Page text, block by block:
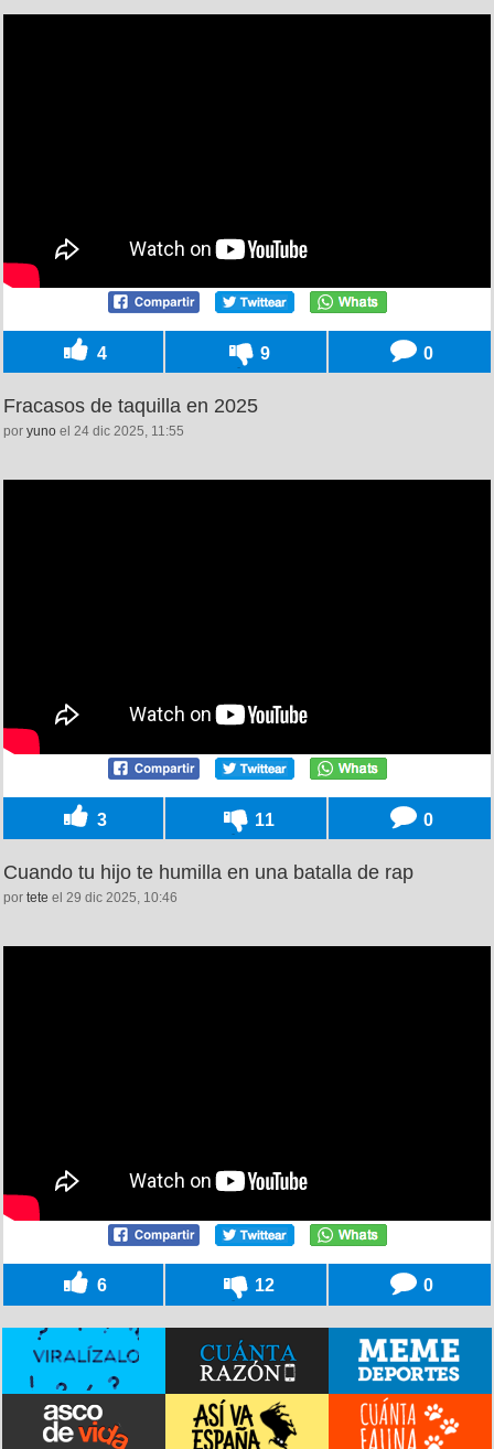
4 9 0
Fracasos de taquilla en 2025
por yuno el 24 dic 2025, 11:55
3 11 0
Cuando tu hijo te humilla en una batalla de rap
por tete el 29 dic 2025, 10:46
6 12 0